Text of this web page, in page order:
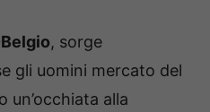
, sorge
gli uomini mercato del
un’occhiata alla